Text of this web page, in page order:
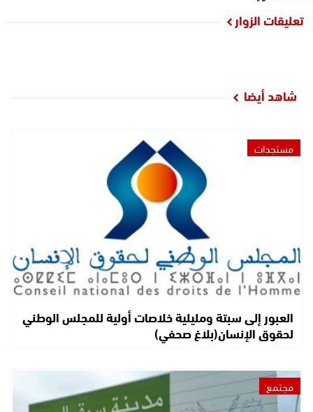
تعليقات الزوار
شاهد أيضا
مستجدات
العبور إلى سبتة ومليلية خلاصات أولية للمجلس الوطني
لحقوق الإنسان(بلاغ صحفي)
مجتمع